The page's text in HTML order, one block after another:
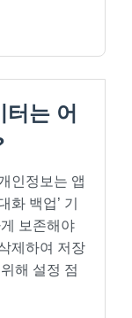
는 어
인정보는 앱
화 백업’ 기
보존해야
제하여 저장
해 설정 점